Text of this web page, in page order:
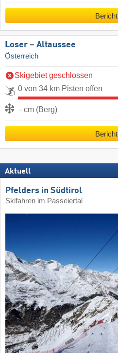
Bericht
Loser – Altaussee
Österreich
Skigebiet geschlossen
0 von 34 km Pisten offen
- cm (Berg)
Bericht
Aktuell
Pfelders in Südtirol
Skifahren im Passeiertal